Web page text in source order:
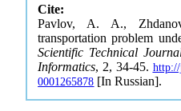
Cite:
Pavlov, A. A.,
transportation problem
Scientific Technical
Informatics, 2, 34-45.
0001265878 [In Russian].